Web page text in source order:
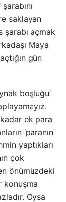
saklayan
şarabı açmak
Maya
gün
boşluğu’
ek para
‘paranın
yaptıkları
çok
önümüzdeki
konuşma
Oysa